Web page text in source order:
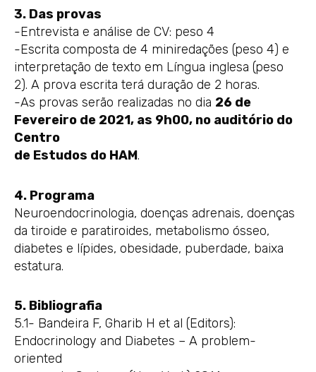
3. Das provas
-Entrevista e análise de CV: peso 4
-Escrita composta de 4 miniredações (peso 4) e
interpretação de texto em Língua inglesa (peso
2). A prova escrita terá duração de 2 horas.
-As provas serão realizadas no dia 26 de
Fevereiro de 2021, as 9h00, no auditório do
Centro
de Estudos do HAM.
4. Programa
Neuroendocrinologia, doenças adrenais, doenças
da tiroide e paratiroides, metabolismo ósseo,
diabetes e lípides, obesidade, puberdade, baixa
estatura.
5. Bibliografia
5.1- Bandeira F, Gharib H et al (Editors):
Endocrinology and Diabetes – A problem-
oriented